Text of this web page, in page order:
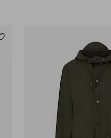
Tilføj til favoritter